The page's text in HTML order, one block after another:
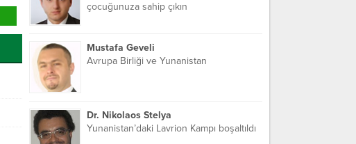
çocuğunuza sahip çıkın
Mustafa Geveli
Avrupa Birliği ve Yunanistan
Dr. Nikolaos Stelya
Yunanistan’daki Lavrion Kampı boşaltıldı